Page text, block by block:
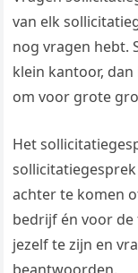
van elk
nog vragen hebt.
klein kantoor,
om voor grote
Het
achter te komen
bedrijf én voor
jezelf te zijn en